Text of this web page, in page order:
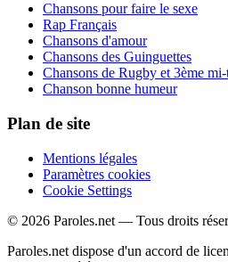
Chansons pour faire le sexe
Rap Français
Chansons d'amour
Chansons des Guinguettes
Chansons de Rugby et 3ème
Chanson bonne humeur
Plan de site
Mentions légales
Paramètres cookies
Cookie Settings
© 2026 Paroles.net — Tous droits
Paroles.net dispose d'un accord de